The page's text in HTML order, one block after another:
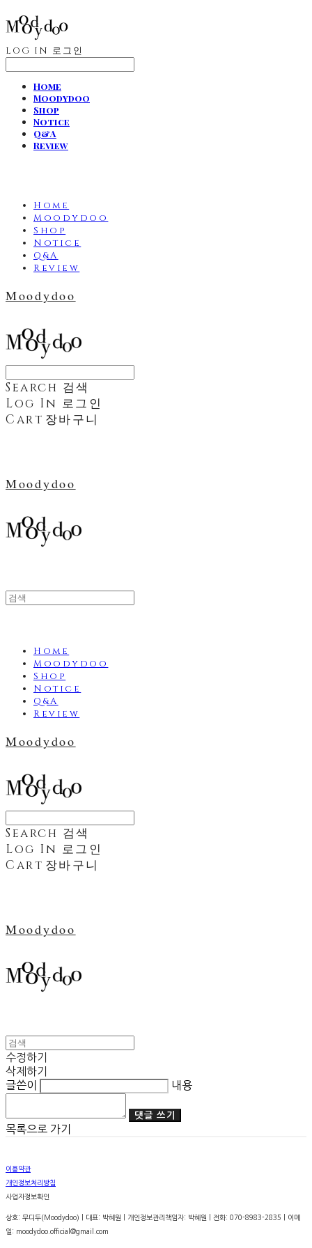
LOG IN 로그인
Home
Moodydoo
Shop
Notice
Q&A
Review
Home
Moodydoo
Shop
Notice
Q&A
Review
Moodydoo
Search 검색
Log In 로그인
Cart 장바구니
Moodydoo
Home
Moodydoo
Shop
Notice
Q&A
Review
Moodydoo
Search 검색
Log In 로그인
Cart 장바구니
Moodydoo
수정하기
삭제하기
글쓴이
내용
댓글 쓰기
목록으로 가기
이용약관
개인정보처리방침
사업자정보확인
상호: 무디두(Moodydoo) | 대표: 박혜원 | 개인정보관리책임자: 박혜원 | 전화: 070-8983-2835 | 이메
일: moodydoo.official@gmail.com